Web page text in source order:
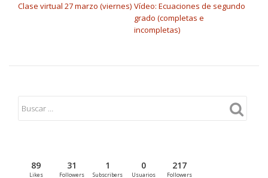
Clase virtual 27 marzo (viernes) Vídeo: Ecuaciones de segundo
grado (completas e
incompletas)
89
Likes
31
Followers
1
Subscribers
0
Usuarios
217
Followers